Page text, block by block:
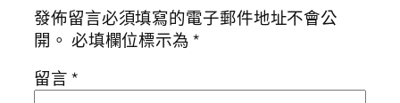
發佈留言必須填寫的電子郵件地址不會公
開。 必填欄位標示為*
留言*